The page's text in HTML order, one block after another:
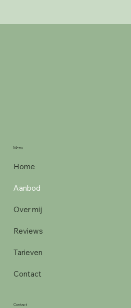
Menu
Home
Aanbod
Over mij
Reviews
Tarieven
Contact
Contact